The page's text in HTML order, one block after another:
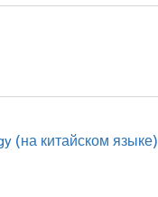
(на китайском языке)